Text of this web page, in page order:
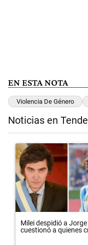
EN ESTA NOTA
Violencia De Género
Noticias en
Un artículo de
Milei despidió a
cuestionó a quienes